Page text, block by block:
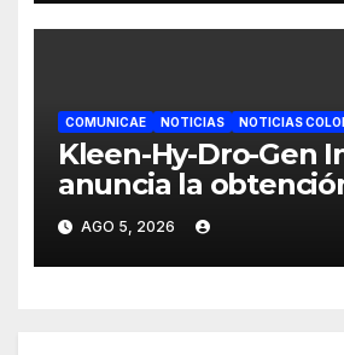
COMUNICAE NOTICIAS NOTICIAS
Kleen-Hy-Dro-Gen
anuncia la
certificaciones ISO
TSSA
AGO 5, 2026